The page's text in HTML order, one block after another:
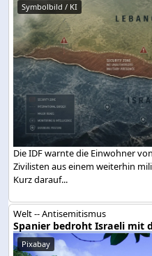
Symbolbild / KI
Die IDF warnte die Einwohner
Zivilisten aus einem weiterhin
Kurz darauf...
Welt -- Antisemitismus
Spanier bedroht Israeli mit
Pixabay